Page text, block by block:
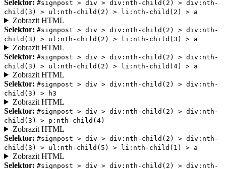
Selektor: #signpost > div > div:nth-child(2) > div:nth-
child(3) > ul:nth-child(2) > li:nth-child(2) > a
Zobrazit HTML
Selektor: #signpost > div > div:nth-child(2) > div:nth-
child(3) > ul:nth-child(2) > li:nth-child(3) > a
Zobrazit HTML
Selektor: #signpost > div > div:nth-child(2) > div:nth-
child(3) > ul:nth-child(2) > li:nth-child(4) > a
Zobrazit HTML
Selektor: #signpost > div > div:nth-child(2) > div:nth-
child(3) > h3
Zobrazit HTML
Selektor: #signpost > div > div:nth-child(2) > div:nth-
child(3) > p:nth-child(4)
Zobrazit HTML
Selektor: #signpost > div > div:nth-child(2) > div:nth-
child(3) > ul:nth-child(5) > li:nth-child(1) > a
Zobrazit HTML
Selektor: #signpost > div > div:nth-child(2) > div:nth-